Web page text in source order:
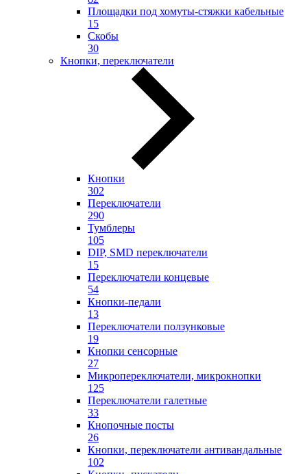
Площадки под хомуты-стяжки кабельные
15
Скобы
30
Кнопки, переключатели
Кнопки
302
Переключатели
290
Тумблеры
105
DIP, SMD переключатели
15
Переключатели концевые
54
Кнопки-педали
13
Переключатели ползунковые
19
Кнопки сенсорные
27
Микропереключатели, микрокнопки
125
Переключатели галетные
33
Кнопочные посты
26
Кнопки, переключатели антивандальные
102